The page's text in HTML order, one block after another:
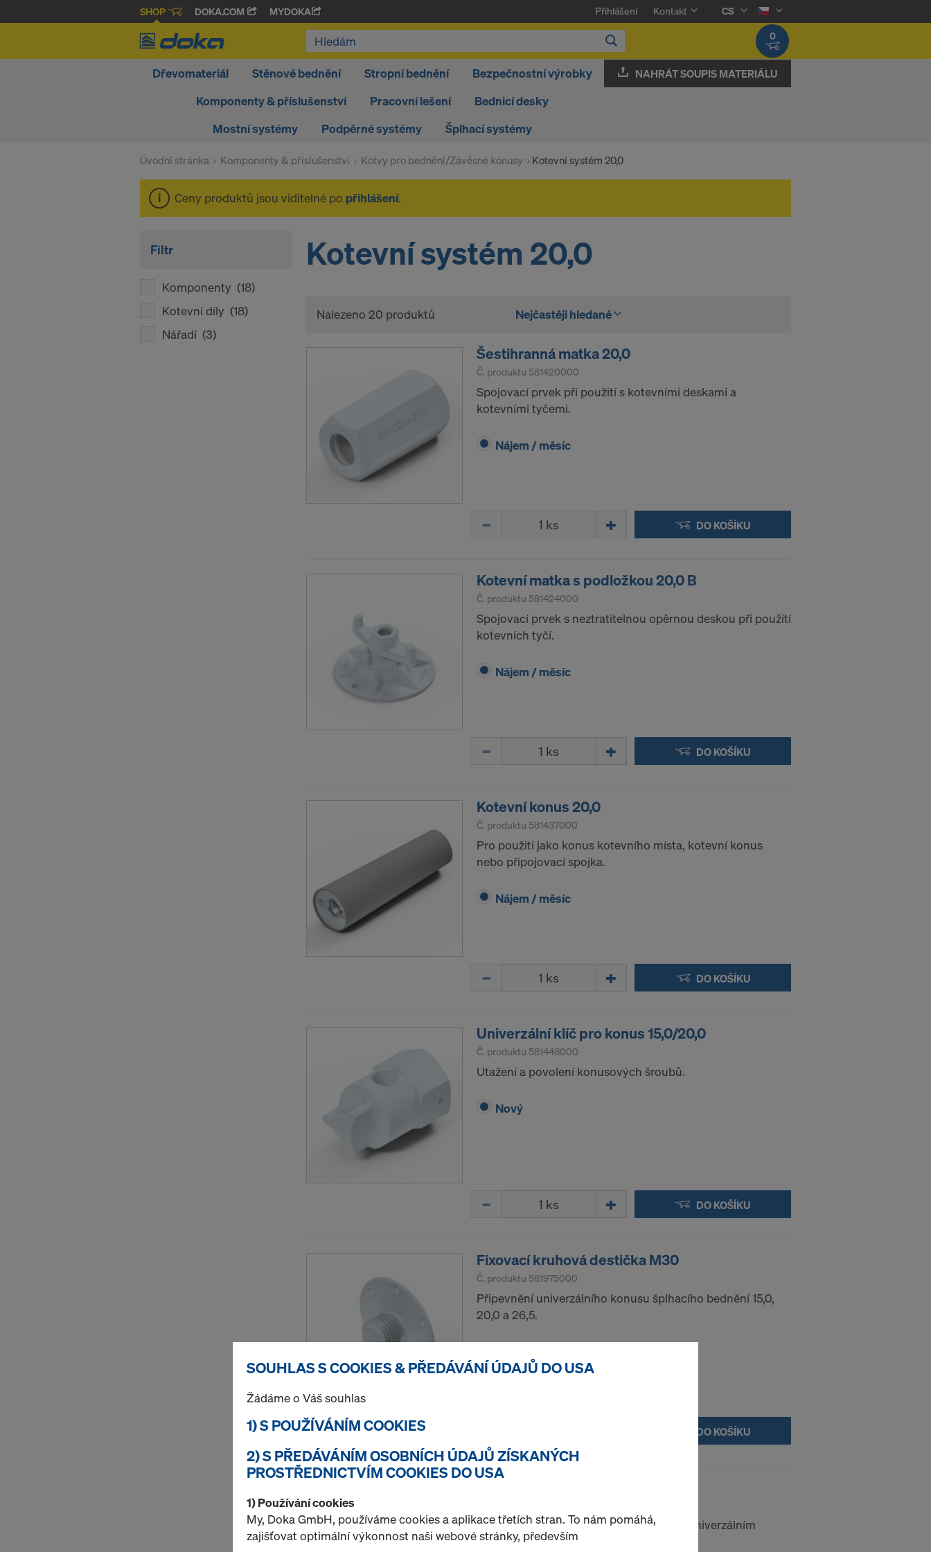
SHOP DOKA.COM MYDOKA Přihlášení Kontakt
CS
0
Dřevomateriál Stěnové bednění Stropní bednění
Bezpečnostní výrobky
Komponenty & příslušenství
Pracovní lešení
Bednicí desky
Mostní systémy
Podpěrné systémy Šplhací systémy
NAHRÁT SOUPIS MATERIÁLU
Úvodní stránka Komponenty & příslušenství Kotvy pro bednění/Závěsné kónusy Kotevní systém 20,0
Ceny produktů jsou viditelné po přihlášení.
Filtr
Komponenty (18)
Kotevní díly (18)
Nářadí (3)
Kotevní systém 20,0
Nalezeno 20 produktů Nejčastěji hledané
Šestihranná matka 20,0
Č. produktu 581420000
Spojovací prvek při použití s kotevními deskami a
kotevními tyčemi.
Nájem / měsíc
DO KOŠÍKU
Kotevní matka s podložkou 20,0 B
Č. produktu 581424000
Spojovací prvek s neztratitelnou opěrnou deskou při použití
kotevních tyčí.
Nájem / měsíc
DO KOŠÍKU
Kotevní konus 20,0
Č. produktu 581437000
Pro použití jako konus kotevního místa, kotevní konus
nebo připojovací spojka.
Nájem / měsíc
DO KOŠÍKU
Univerzální klíč pro konus 15,0/20,0
Č. produktu 581448000
Utažení a povolení konusových šroubů.
Nový
DO KOŠÍKU
Fixovací kruhová destička M30
Č. produktu 581975000
Připevnění univerzálního konusu šplhacího bednění 15,0,
20,0 a 26,5.
DO KOŠÍKU
Vytvoření míst předstihu pro zavěšení s univerzálním
konusem šplhacího bednění.
SOUHLAS S COOKIES & PŘEDÁVÁNÍ ÚDAJŮ DO USA
Žádáme o Váš souhlas
1) S POUŽÍVÁNÍM COOKIES
2) S PŘEDÁVÁNÍM OSOBNÍCH ÚDAJŮ ZÍSKANÝCH
PROSTŘEDNICTVÍM COOKIES DO USA
1) Používání cookies
My, Doka GmbH, používáme cookies a aplikace třetích stran. To nám pomáhá,
zajišťovat optimální výkonnost naši webové stránky, především